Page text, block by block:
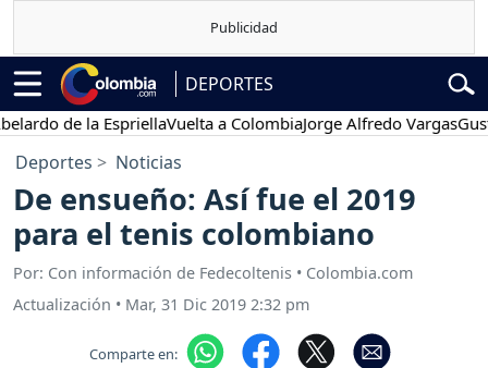
DEPORTES
de la EspriellaVuelta a ColombiaJorge Alfredo VargasGustavo
Deportes Noticias
De ensueño: Así fue el 2019
para el tenis colombiano
Por: Con información de Fedecoltenis • Colombia.com
Actualización • Mar, 31 Dic 2019 2:32 pm
Comparte en: